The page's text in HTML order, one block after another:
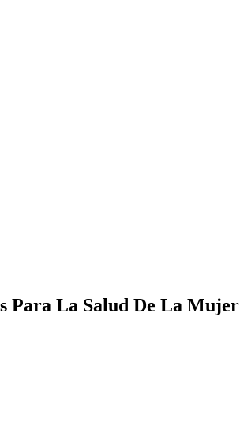
Para La Salud De La Mujer